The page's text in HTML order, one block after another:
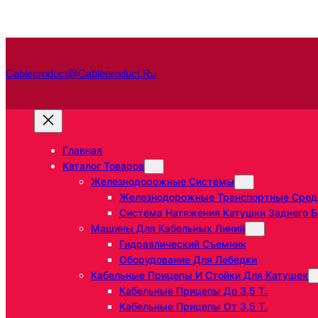
к
Cableproduct@cableproduct.ru
Главная
Каталог Товаров
Железнодорожные Системы
Железнодорожные Транспортные
Система Натяжения Катушки Заднего
Машины Для Кабельных Линий
Гидравлический Съемник
Оборудование Для Лебедки
Кабельные Прицепы И Стойки Для Катушек
Кабельные Прицепы До 3,5 Т.
Кабельные Прицепы От 3,5 Т.